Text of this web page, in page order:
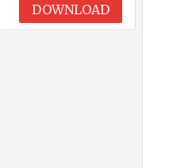
DOWNLOAD